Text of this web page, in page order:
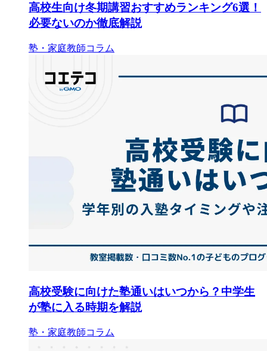
高校生向け冬期講習おすすめランキング6選！
必要ないのか徹底解説
塾・家庭教師コラム
高校受験に向けた塾通いはいつから？中学生
が塾に入る時期を解説
塾・家庭教師コラム